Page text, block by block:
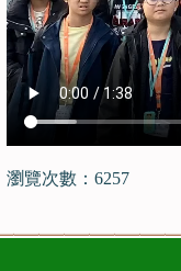
瀏覽次數：6257